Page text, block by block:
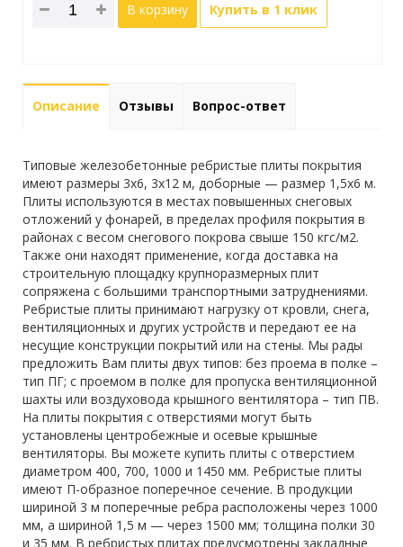
В корзину Купить в 1 клик
Описание Отзывы Вопрос-ответ
Типовые железобетонные ребристые плиты покрытия
имеют размеры 3х6, 3х12 м, доборные — размер 1,5х6 м.
Плиты используются в местах повышенных снеговых
отложений у фонарей, в пределах профиля покрытия в
районах с весом снегового покрова свыше 150 кгс/м2.
Также они находят применение, когда доставка на
строительную площадку крупноразмерных плит
сопряжена с большими транспортными затруднениями.
Ребристые плиты принимают нагрузку от кровли, снега,
вентиляционных и других устройств и передают ее на
несущие конструкции покрытий или на стены. Мы рады
предложить Вам плиты двух типов: без проема в полке –
тип ПГ; с проемом в полке для пропуска вентиляционной
шахты или воздуховода крышного вентилятора – тип ПВ.
На плиты покрытия с отверстиями могут быть
установлены центробежные и осевые крышные
вентиляторы. Вы можете купить плиты с отверстием
диаметром 400, 700, 1000 и 1450 мм. Ребристые плиты
имеют П-образное поперечное сечение. В продукции
шириной 3 м поперечные ребра расположены через 1000
мм, а шириной 1,5 м — через 1500 мм; толщина полки 30
и 35 мм. В ребристых плитах предусмотрены закладные